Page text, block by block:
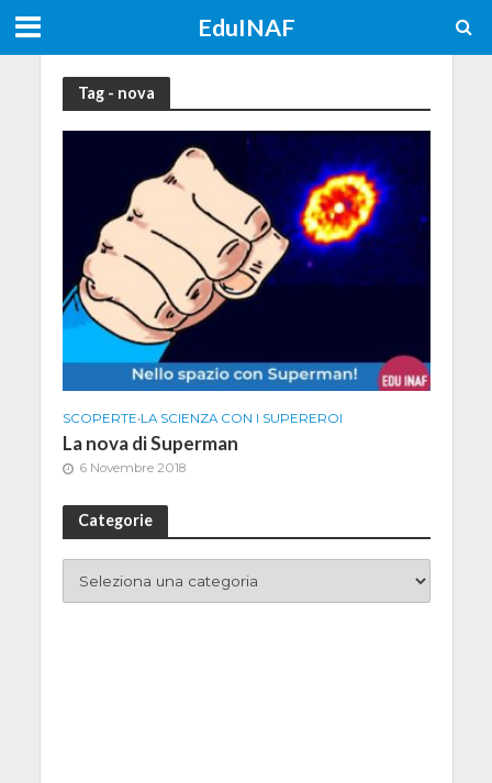
EduINAF
Tag - nova
SCOPERTE•LA SCIENZA CON I SUPEREROI
La nova di Superman
6 Novembre 2018
Categorie